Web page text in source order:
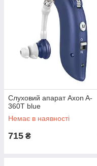
Слуховий апарат Axon A-
360T blue
Немає в наявності
715 ₴